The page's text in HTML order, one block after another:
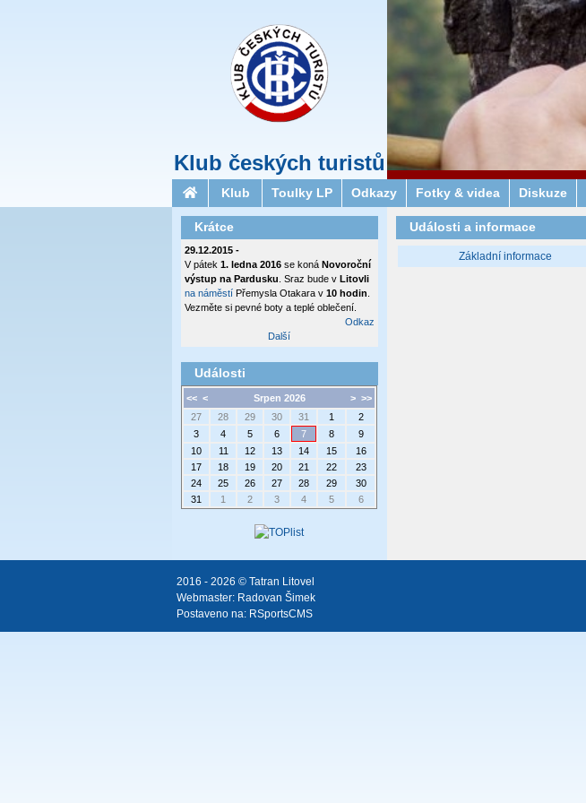
Klub českých turistů
Klub Toulky LP Odkazy Fotky & videa Diskuze
Události a informace
Základní informace
Krátce
29.12.2015 -
V pátek 1. ledna 2016 se koná Novoroční
výstup na Pardusku . Sraz bude v Litovli
na náměstíPřemysla Otakara v 10 hodin
Vezměte si pevné boty a teplé oblečení.
Odkaz
Další
Události
<< < > >>
Srpen 2026
27
28 29 30 31 1
2
3
4 5 6 7 8
9
10
11 12 13 14 15
16
17
18 19 20 21 22
23
24
25 26 27 28 29
30
31
1 2 3 4 5 6
2016 - 2026 © Tatran Litovel
Webmaster: Radovan Šimek
Postaveno na: RSportsCMS